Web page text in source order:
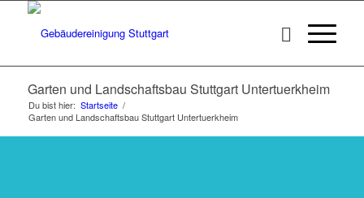
Garten und Landschaftsbau Stuttgart Untertuerkheim
Du bist hier: Startseite /
Garten und Landschaftsbau Stuttgart Untertuerkheim